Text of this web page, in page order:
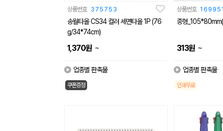
상품번호 375753
송월타올 CS34 컬러 세면타올 1P (76
g/34*74cm)
1,370원 ~
업종별 판촉물
쿠폰증정
상품번호
중형
313원 ~
업종별 판촉물
인쇄무료